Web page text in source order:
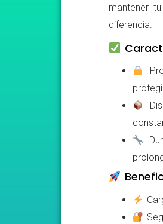
mantener
diferencia.